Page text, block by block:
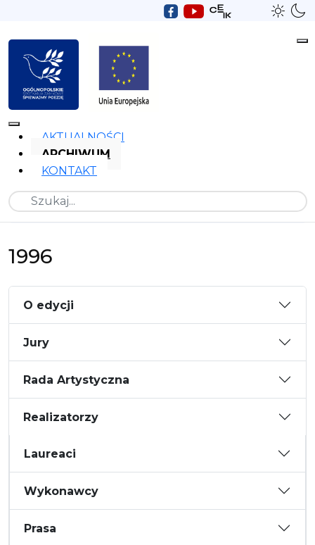
AKTUALNOŚCI
ARCHIWUM
KONTAKT
Szukaj
1996
O edycji
Jury
Rada Artystyczna
Realizatorzy
Laureaci
Wykonawcy
Prasa